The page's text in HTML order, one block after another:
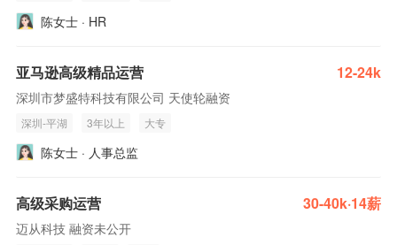
陈女士 · HR
亚马逊高级精品运营 12-24k
深圳市梦盛特科技有限公司 天使轮融资
深圳-平湖 3年以上 大专
陈女士 · 人事总监
高级采购运营 30-40k·14薪
迈从科技 融资未公开